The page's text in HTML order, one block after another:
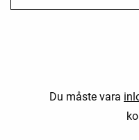
Du måste vara